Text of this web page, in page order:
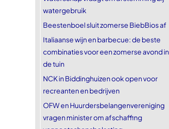
watergebruik
Beestenboel sluit zomerse BiebBios af
Italiaanse wijn en barbecue: de beste
combinaties voor een zomerse avond in
de tuin
NCK in Biddinghuizen ook open voor
recreanten en bedrijven
OFW en Huurdersbelangenvereniging
vragen minister om afschaffing